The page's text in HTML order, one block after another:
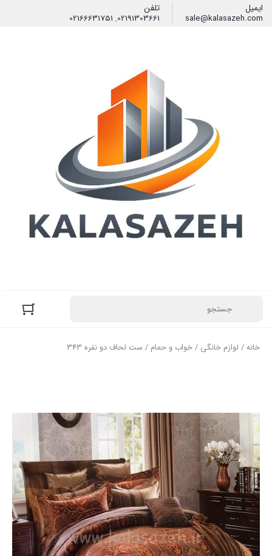
ایمیل
sale@kalasazeh.com
تلفن
02191303661
,
02166631751
خانه/ لوازم خانگی /خواب و حمام / ست لحاف دو نفره 343